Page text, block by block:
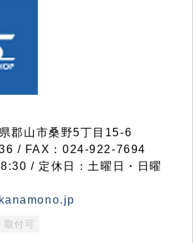
郡山市桑野5丁目15-6
/ FAX：024-922-7694
/ 定休日：土曜日・日曜
取付可